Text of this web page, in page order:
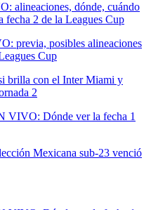
alineaciones, dónde, cuándo
fecha 2 de la Leagues Cup
previa, posibles alineaciones
Cup
brilla con el Inter Miami y
2
VIVO: Dónde ver la fecha 1
Mexicana sub-23 venció